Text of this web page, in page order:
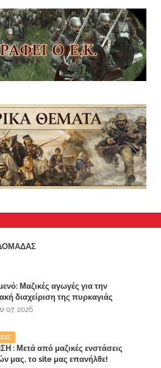
Μαζικές αγωγές για την
διαχείριση της πυρκαγιάς
κάτοικοι!
07, 2026
: Μετά από μαζικές ενστάσεις
μας, το site μας επανήλθε!